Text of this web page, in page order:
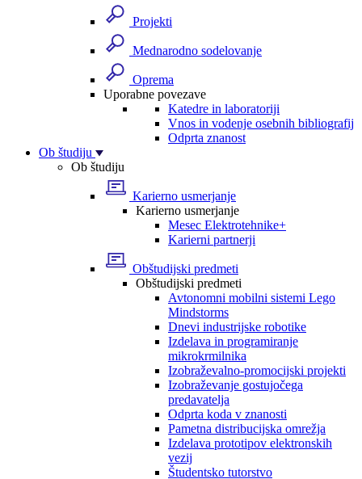
Projekti
Mednarodno sodelovanje
Oprema
Uporabne povezave
Katedre in laboratoriji
Vnos in vodenje osebnih bibliografij
Odprta znanost
Ob študiju
Ob študiju
Karierno usmerjanje
Karierno usmerjanje
Mesec Elektrotehnike+
Karierni partnerji
Obštudijski predmeti
Obštudijski predmeti
Avtonomni mobilni sistemi Lego
Mindstorms
Dnevi industrijske robotike
Izdelava in programiranje
mikrokrmilnika
Izobraževalno-promocijski projekti
Izobraževanje gostujočega
predavatelja
Odprta koda v znanosti
Pametna distribucijska omrežja
Izdelava prototipov elektronskih
vezij
Študentsko tutorstvo